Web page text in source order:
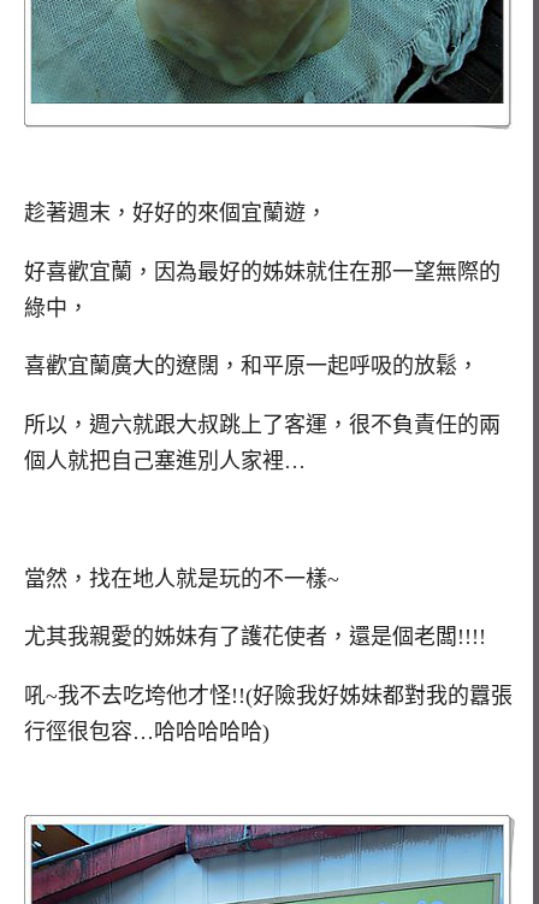
趁著週末，好好的來個宜蘭遊，
好喜歡宜蘭，因為最好的姊妹就住在那一望無際的
綠中，
喜歡宜蘭廣大的遼闊，和平原一起呼吸的放鬆，
所以，週六就跟大叔跳上了客運，很不負責任的兩
個人就把自己塞進別人家裡…
當然，找在地人就是玩的不一樣~
尤其我親愛的姊妹有了護花使者，還是個老闆!!!!
吼~我不去吃垮他才怪!!(好險我好姊妹都對我的囂張
行徑很包容…哈哈哈哈哈)